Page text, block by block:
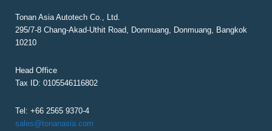
Tonan Asia Autotech Co., Ltd.
295/7-8 Chang-Akad-Uthit Road, Donmuang, Donmuang, Bangkok
10210
Head Office
Tax ID: 0105546116802
Tel: +66 2565 9370-4
sales@tonanasia.com